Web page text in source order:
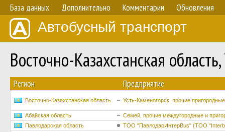
База данных Дополнительно Комментарии Обновления
Автобусный транспорт
Восточно-Казахстанская
Регион Предприятие
Восточно-Казахстанская область Усть-Каменогорск, прочие
Абайская область
Семей, прочие междугородные и
Павлодарская область
ТОО "ПавлодарИнтерBus" (ТОО